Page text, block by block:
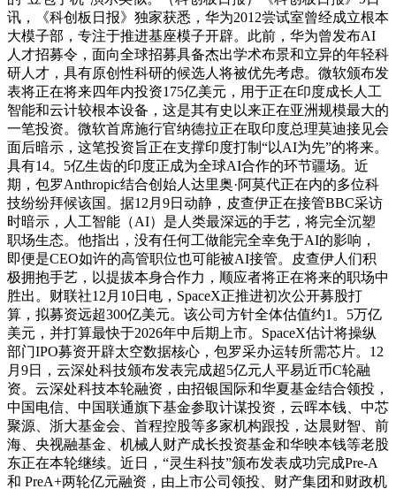
讯，《科创板日报》独家获悉，华为2012尝试室曾经成立根本
大模子部，专注于推进基座模子开辟。此前，华为曾发布AI
人才招募令，面向全球招募具备杰出学术布景和立异的年轻科
研人才，具有原创性科研的候选人将被优先考虑。微软颁布发
表将正在将来四年内投资175亿美元，用于正在印度成长人工
智能和云计较根本设备，这是其有史以来正在亚洲规模最大的
一笔投资。微软首席施行官纳德拉正在取印度总理莫迪接见会
面后暗示，这笔投资旨正在支撑印度打制“以AI为先”的将来。
具有14。5亿生齿的印度正成为全球AI合作的环节疆场。近
期，包罗Anthropic结合创始人达里奥·阿莫代正在内的多位科
技纷纷拜候该国。据12月9日动静，皮查伊正在接管BBC采访
时暗示，人工智能（AI）是人类最深远的手艺，将完全沉塑
职场生态。他指出，没有任何工做能完全幸免于AI的影响，
即便是CEO如许的高管职位也可能被AI接管。皮查伊人们积
极拥抱手艺，以提拔本身合作力，顺应者将正在将来的职场中
胜出。财联社12月10日电，SpaceX正推进初次公开募股打
算，拟募资远超300亿美元。该公司方针全体估值约1。5万亿
美元，并打算最快于2026年中后期上市。SpaceX估计将操纵
部门IPO募资开辟太空数据核心，包罗采办运转所需芯片。12
月9日，云深处科技颁布发表完成超5亿元人平易近币C轮融
资。云深处科技本轮融资，由招银国际和华夏基金结合领投，
中国电信、中国联通旗下基金参取计谋投资，云晖本钱、中芯
聚源、浙大基金会、首程控股等多家机构跟投，达晨财智、前
海、央视融基金、机械人财产成长投资基金和华映本钱等老股
东正在本轮继续。近日，“灵生科技”颁布发表成功完成Pre-A
和 PreA+两轮亿元融资，由上市公司领投、财产集团和财政机